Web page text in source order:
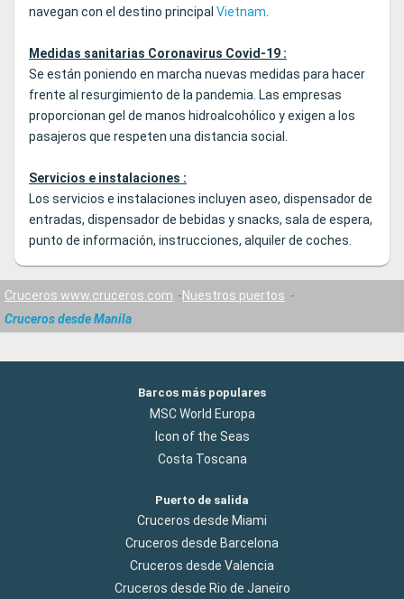
navegan con el destino principal Vietnam.
Medidas sanitarias Coronavirus Covid-19 :
Se están poniendo en marcha nuevas medidas para hacer
frente al resurgimiento de la pandemia. Las empresas
proporcionan gel de manos hidroalcohólico y exigen a los
pasajeros que respeten una distancia social.
Servicios e instalaciones :
Los servicios e instalaciones incluyen aseo, dispensador de
entradas, dispensador de bebidas y snacks, sala de espera,
punto de información, instrucciones, alquiler de coches.
Cruceros www.cruceros.com
Nuestros puertos
Cruceros desde Manila
Barcos más populares
MSC World Europa
Icon of the Seas
Costa Toscana
Puerto de salida
Cruceros desde Miami
Cruceros desde Barcelona
Cruceros desde Valencia
Cruceros desde Rio de Janeiro